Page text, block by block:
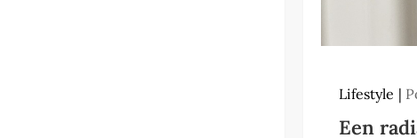
Lifestyle
Een